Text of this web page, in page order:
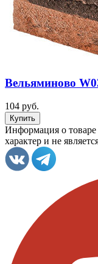
Вельяминово
104 руб.
Информация о
характер и не